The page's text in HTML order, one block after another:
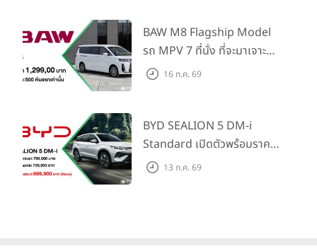
Traffic Monitor เพียงจอง
ภายใน 31 ก.ค. 2569 รับบัตร
น้ำมันมูลค่า 10,000 บาท
BAW M8 Flagship Model
รถ MPV 7 ที่นั่ง ที่จะมาเจาะ
ตลาดครอบครัวและองค์กรยุค
แรก)
16 ก.ค. 69
BYD SEALION 5 DM-i
Standard เปิดตัวพร้อมราคา
คาดการณ์ 699,900 บาท รุ่น
13 ก.ค. 69